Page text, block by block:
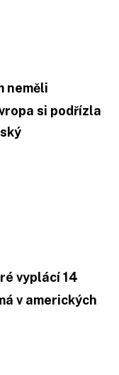
neměli
si podřízla
vyplácí 14
v amerických